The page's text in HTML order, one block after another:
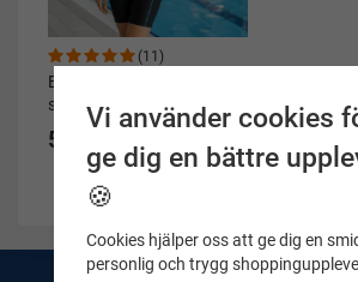
(11)
Baddräkt dam Kneesuit
svart/turkos - Soak
599 kr
Vi använder cookies
ge dig en bättre
🍪
Cookies hjälper oss att ge dig en
personlig och trygg